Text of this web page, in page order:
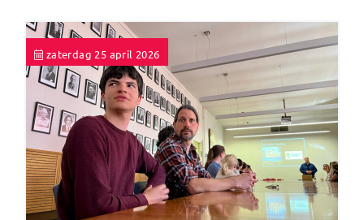
zaterdag 25 april 2026